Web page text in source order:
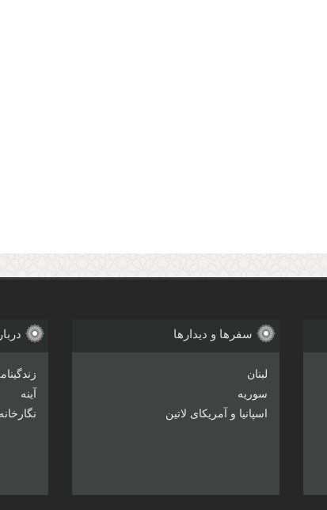
سفرها و دیدارها
لبنان
سوریه
اسپانیا و آمریکای لاتین
آینه
نگارخانه